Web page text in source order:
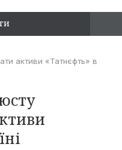
активи «Татнєфть» в